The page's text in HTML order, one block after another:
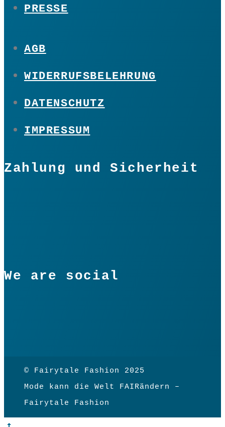
PRESSE
AGB
WIDERRUFSBELEHRUNG
DATENSCHUTZ
IMPRESSUM
Zahlung und Sicherheit
We are social
© Fairytale Fashion 2025
Mode kann die Welt FAIRändern –
Fairytale Fashion